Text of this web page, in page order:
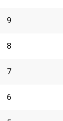
9
8
7
6